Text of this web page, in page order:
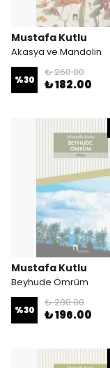
Mustafa Kutlu
Akasya ve Mandolin
%30
₺ 260.00
₺ 182.00
Mustafa Kutlu
Beyhude Ömrüm
%30
₺ 280.00
₺ 196.00